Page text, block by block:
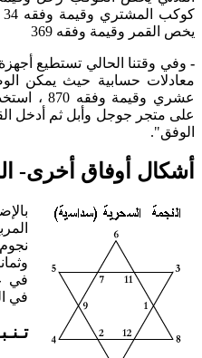
يخص القمر وقيمة وفقه 369
- وفي وقتنا الحالي تستطيع
معادلات حسابية حيث يمكن
عشري وقيمة وفقه 870 ، استخدم
الوفق".
أشكال أوفاق أخرى-
في